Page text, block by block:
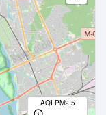
AQI PM2.5